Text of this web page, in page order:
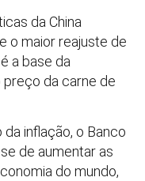
da China
o maior reajuste de
a base da
preço da carne de
inflação, o Banco
de aumentar as
do mundo,